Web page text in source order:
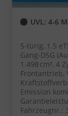
UVL: 4-6
5-türig, 1.5
Gang-DSG
1.498 cm³, 4
Frontantrieb,
Emission
Fahrzeugnr.: